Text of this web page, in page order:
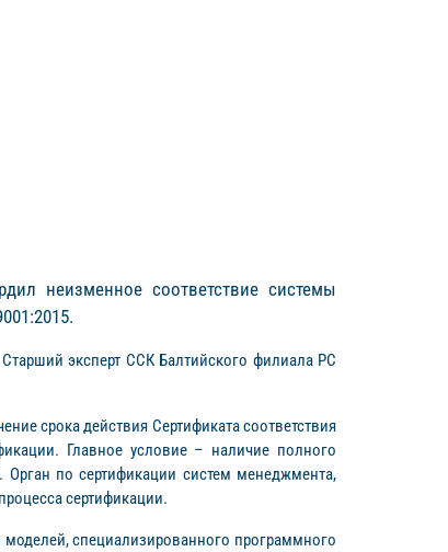
неизменное соответствие системы
эксперт ССК Балтийского филиала РС
срока действия Сертификата соответствия
Главное условие – наличие полного
Орган по сертификации систем менеджмента,
сертификации.
специализированного программного